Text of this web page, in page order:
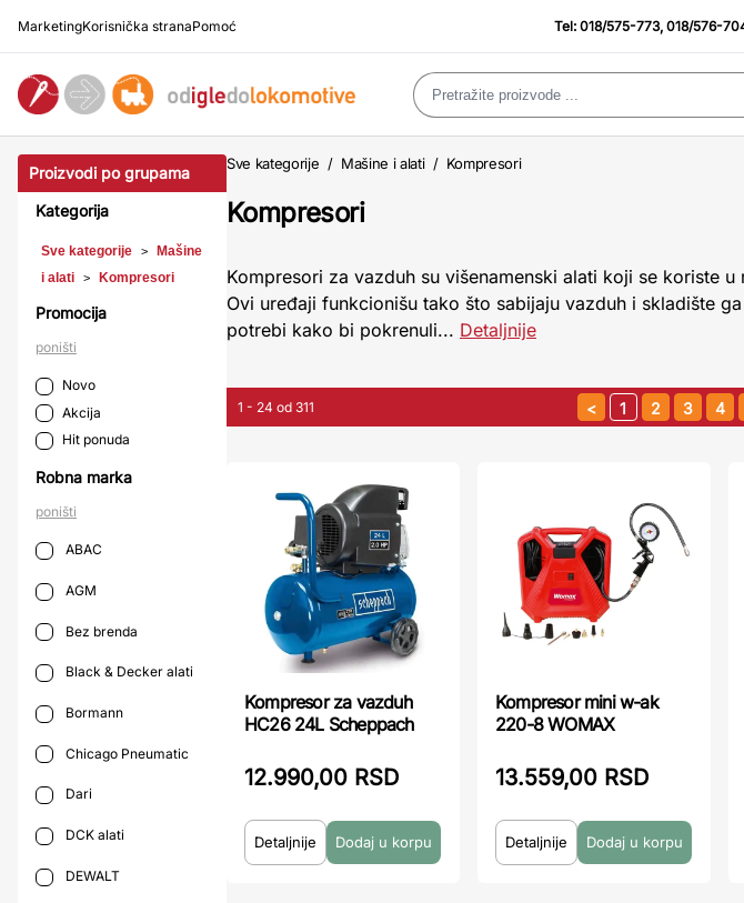
MarketingKorisnička stranaPomoć Tel:018/575-773,018/576-
Proizvodi po grupama
Kategorija
Sve kategorije >
Mašine
i alati
> Kompresori
Promocija
poništi
Novo
Akcija
Hit ponuda
Robna marka
poništi
ABAC
AGM
Bez brenda
Black & Decker alati
Bormann
Chicago Pneumatic
Dari
DCK alati
DEWALT
Sve kategorije / Mašine i alati / Kompresori
Kompresori
Kompresori za vazduh su višenamenski alati koji se koriste
Ovi uređaji funkcionišu tako što sabijaju vazduh i skladište
potrebi kako bi pokrenuli... Detaljnije
1 - 24 od 311 1 2 3 4
Kompresor za vazduh
HC26 24L Scheppach
12.990,00 RSD
Detaljnije
Kompresor mini w-ak
220-8 WOMAX
13.559,00 RSD
Detaljnije